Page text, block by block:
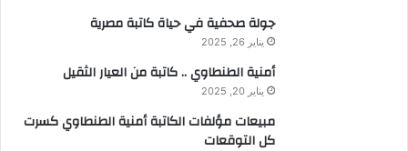
جولة صحفية في حياة كاتبة مصرية
يناير 26, 2025
أمنية الطنطاوي .. كاتبة من العيار الثقيل
يناير 20, 2025
مبيعات مؤلفات الكاتبة أمنية الطنطاوي كسرت
كل التوقعات